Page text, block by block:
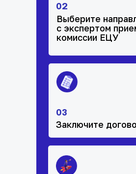
02
Выберите
с экспертом
комиссии ЕЦУ
03
Заключите